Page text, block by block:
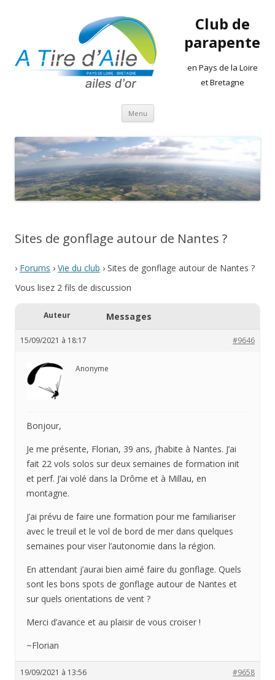
Club de
parapente
en Pays de la Loire
et Bretagne
Menu Aller
contenu
Sites de gonflage autour de Nantes ?
› Forums › Vie du club › Sites de gonflage autour de Nantes ?
Vous lisez 2 fils de discussion
Auteur Messages
15/09/2021 à 18:17 #9646
Anonyme
Bonjour,
Je me présente, Florian, 39 ans, j’habite à Nantes. J’ai
fait 22 vols solos sur deux semaines de formation init
et perf. J’ai volé dans la Drôme et à Millau, en
montagne.
J’ai prévu de faire une formation pour me familiariser
avec le treuil et le vol de bord de mer dans quelques
semaines pour viser l’autonomie dans la région.
En attendant j’aurai bien aimé faire du gonflage. Quels
sont les bons spots de gonflage autour de Nantes et
sur quels orientations de vent ?
Merci d’avance et au plaisir de vous croiser !
~Florian
19/09/2021 à 13:56 #9658